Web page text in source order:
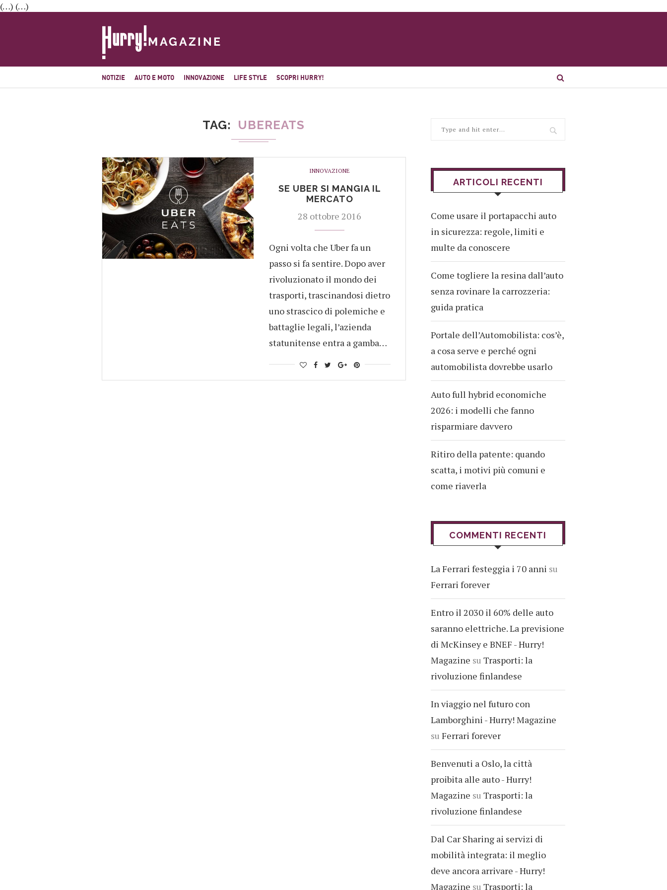
(…) (…)
NOTIZIE AUTO E MOTO INNOVAZIONE LIFE STYLE SCOPRI HURRY!
TAG UBEREATS
INNOVAZIONE
SE UBER SI MANGIA IL
MERCATO
28 ottobre 2016
Ogni volta che Uber fa un
passo si fa sentire. Dopo aver
rivoluzionato il mondo dei
trasporti, trascinandosi dietro
uno strascico di polemiche e
battaglie legali, l’azienda
statunitense entra a gamba…
ARTICOLI RECENTI
Come usare il portapacchi auto
in sicurezza: regole, limiti e
multe da conoscere
Come togliere la resina dall’auto
senza rovinare la carrozzeria:
guida pratica
Portale dell’Automobilista: cos’è,
a cosa serve e perché ogni
automobilista dovrebbe usarlo
Auto full hybrid economiche
2026: i modelli che fanno
risparmiare davvero
Ritiro della patente: quando
scatta, i motivi più comuni e
come riaverla
COMMENTI RECENTI
La Ferrari festeggia i 70 anni su
Ferrari forever
Entro il 2030 il 60% delle auto
saranno elettriche. La previsione
di McKinsey e BNEF - Hurry!
Magazine su Trasporti: la
rivoluzione finlandese
In viaggio nel futuro con
Lamborghini - Hurry! Magazine
su Ferrari forever
Benvenuti a Oslo, la città
proibita alle auto - Hurry!
Magazine su Trasporti: la
rivoluzione finlandese
Dal Car Sharing ai servizi di
mobilità integrata: il meglio
deve ancora arrivare - Hurry!
Magazine su Trasporti: la